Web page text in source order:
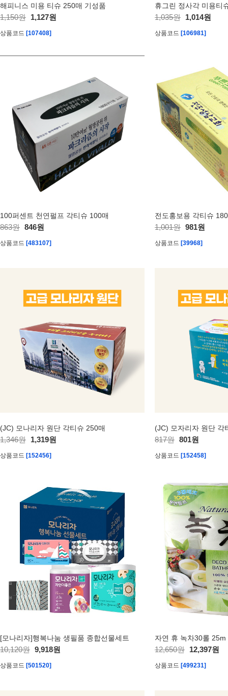
해피니스 미용 티슈 250매 기성품
1,150원 1,127원
상품코드 [107408]
휴그린 정사각 미용티
1,035원 1,014원
상품코드 [106981]
100퍼센트 천연펄프 각티슈 100매
863원 846원
상품코드 [483107]
전도홍보용 각티슈
1,001원 981원
상품코드 [39968]
(JC) 모나리자 원단 각티슈 250매
1,346원 1,319원
상품코드 [152456]
(JC) 모자리자 원단 각
817원 801원
상품코드 [152458]
[모나리자]행복나눔 생필품 종합선물세트
10,120원 9,918원
상품코드 [501520]
자연 휴 녹차30롤 25m
12,650원 12,397원
상품코드 [499231]